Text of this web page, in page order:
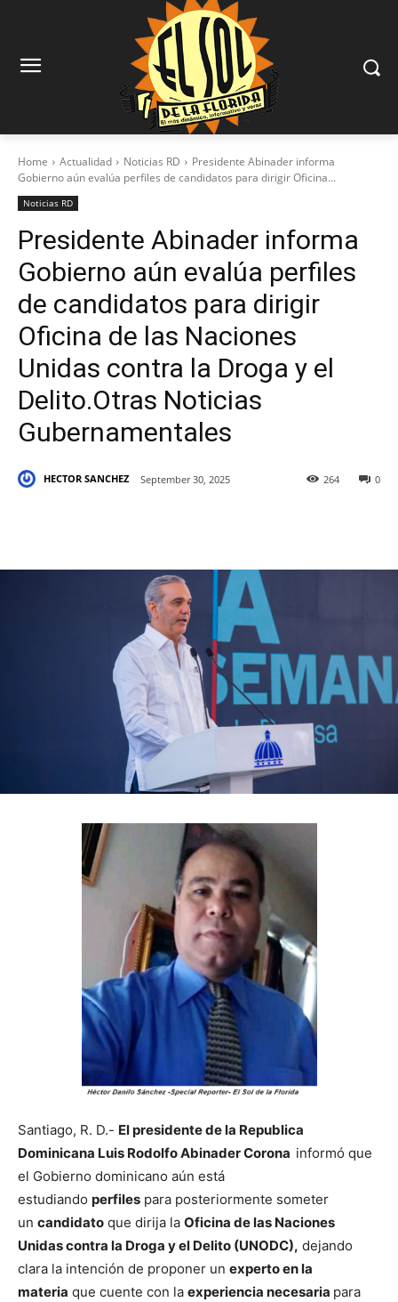
Home Actualidad Noticias RD
Presidente Abinader informa
Gobierno aún evalúa perfiles de candidatos para dirigir Oficina...
Noticias RD
Presidente Abinader informa
Gobierno aún evalúa perfiles
de candidatos para dirigir
Oficina de las Naciones
Unidas contra la Droga y el
Delito.Otras Noticias
Gubernamentales
HECTOR SANCHEZ September 30, 2025 0
264
Santiago, R. D.- El presidente de la Republica
Dominicana Luis Rodolfo Abinader Corona informó que
el Gobierno dominicano aún está
estudiando perfiles para posteriormente someter
un candidato que dirija la Oficina de las Naciones
Unidas contra la Droga y el Delito (UNODC), dejando
clara la intención de proponer un experto en la
materia que cuente con la experiencia necesaria para